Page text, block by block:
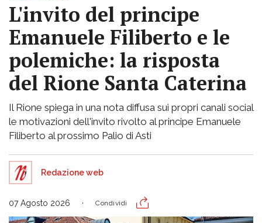
L'invito del principe
Emanuele Filiberto e le
polemiche: la risposta
del Rione Santa Caterina
Il Rione spiega in una nota diffusa sui propri canali social
le motivazioni dell'invito rivolto al principe Emanuele
Filiberto al prossimo Palio di Asti
Redazione web
07 Agosto 2026 Condividi